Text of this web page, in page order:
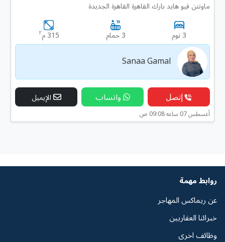
ماونتن فيو هايد بارك القاهرة القاهرة الجديدة
3 نوم 3 حمام 315 م ٢
Sanaa Gamal
إتصل واتساب الإيميل
أغسطس 07 ساعه 09:08 ص
روابط مهمة
عن ريماكس المهاجر
خبرائنا العقاريين
وظائف اخرى